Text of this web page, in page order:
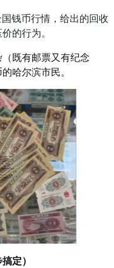
钱币行情，给出的回收
的行为。
既有邮票又有纪念
哈尔滨市民。
定）